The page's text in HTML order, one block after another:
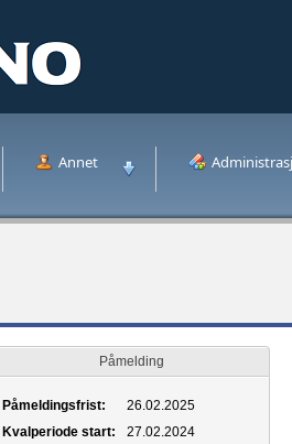
Annet
Påmelding
Påmeldingsfrist:
26.02.2025
Kvalperiode start:
27.02.2024